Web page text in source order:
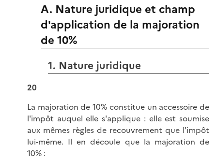
A. Nature juridique et champ
d'application de la majoration
de 10%
1. Nature juridique
20
La majoration de 10% constitue un accessoire de
l'impôt auquel elle s'applique : elle est soumise
aux mêmes règles de recouvrement que l'impôt
lui-même. Il en découle que la majoration de
10% :